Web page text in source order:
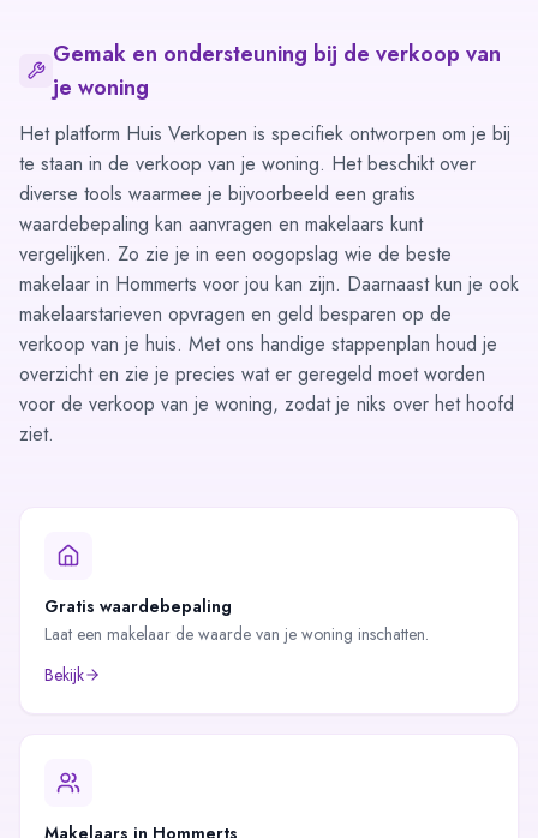
Gemak en ondersteuning bij de verkoop van
je woning
Het platform Huis Verkopen is specifiek ontworpen om je bij
te staan in de verkoop van je woning. Het beschikt over
diverse tools waarmee je bijvoorbeeld een gratis
waardebepaling kan aanvragen en makelaars kunt
vergelijken. Zo zie je in een oogopslag wie de beste
makelaar in Hommerts voor jou kan zijn. Daarnaast kun je ook
makelaarstarieven opvragen en geld besparen op de
verkoop van je huis. Met ons handige stappenplan houd je
overzicht en zie je precies wat er geregeld moet worden
voor de verkoop van je woning, zodat je niks over het hoofd
ziet.
Gratis waardebepaling
Laat een makelaar de waarde van je woning inschatten.
Bekijk